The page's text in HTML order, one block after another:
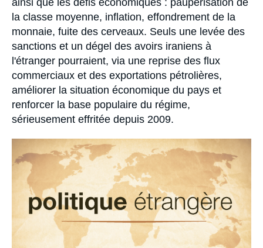
ainsi que les défis économiques : paupérisation de
la classe moyenne, inflation, effondrement de la
monnaie, fuite des cerveaux. Seuls une levée des
sanctions et un dégel des avoirs iraniens à
l'étranger pourraient, via une reprise des flux
commerciaux et des exportations pétrolières,
améliorer la situation économique du pays et
renforcer la base populaire du régime,
sérieusement effritée depuis 2009.
principale